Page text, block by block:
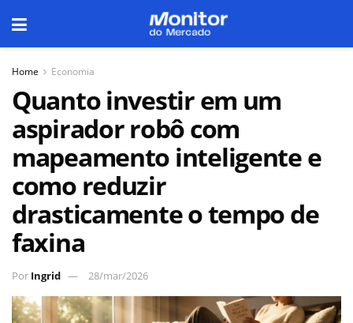
Home Economia
Quanto investir em um
aspirador robô com
mapeamento inteligente e
como reduzir
drasticamente o tempo de
faxina
Por Ingrid 28/mar/2026